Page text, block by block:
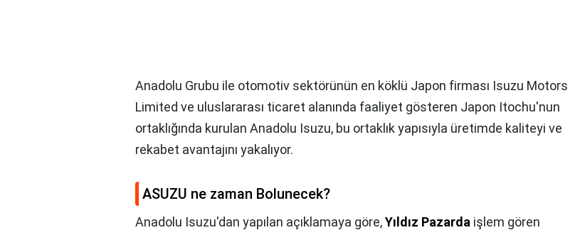
Anadolu Grubu ile otomotiv sektörünün en köklü Japon firması Isuzu Motors
Limited ve uluslararası ticaret alanında faaliyet gösteren Japon Itochu'nun
ortaklığında kurulan Anadolu Isuzu, bu ortaklık yapısıyla üretimde kaliteyi ve
rekabet avantajını yakalıyor.
ASUZU ne zaman Bolunecek?
Anadolu Isuzu'dan yapılan açıklamaya göre,Yıldız Pazarda işlem gören